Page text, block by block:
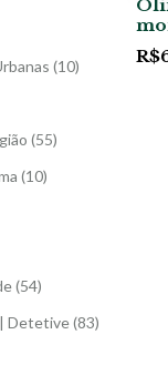
(10)
(55)
(10)
(54)
Detetive(83)
R$